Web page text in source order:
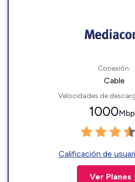
Conexión:
Cable
Velocidades de
1000
Calificación de
Ver Planes